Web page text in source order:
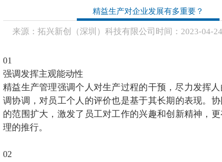
精益生产对企业发展有多重要？
来源： 拓兴新创（深圳）科技有限公司 时间： 2023-04-24
01
强调发挥主观能动性
精益生产管理强调个人对生产过程的干预，尽力发挥
调协调，对员工个人的评价也是基于其长期的表现。
的范围扩大，激发了员工对工作的兴趣和创新精神，
理的推行。
02